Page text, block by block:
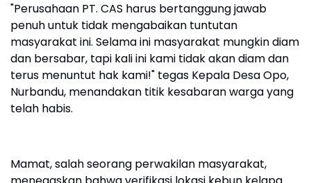
"Perusahaan PT. CAS harus bertanggung jawab
penuh untuk tidak mengabaikan tuntutan
masyarakat ini. Selama ini masyarakat mungkin diam
dan bersabar, tapi kali ini kami tidak akan diam dan
terus menuntut hak kami!" tegas Kepala Desa Opo,
Nurbandu, menandakan titik kesabaran warga yang
telah habis.
Mamat, salah seorang perwakilan masyarakat,